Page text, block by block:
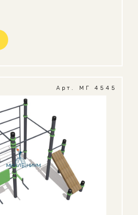
Арт. МГ 4545